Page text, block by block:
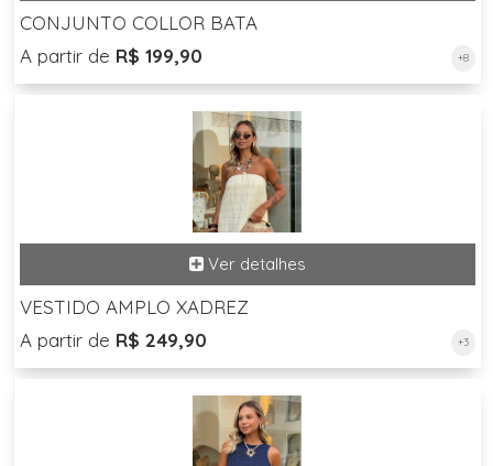
CONJUNTO COLLOR BATA
A partir de R$ 199,90 +8
VESTIDO AMPLO XADREZ
A partir de R$ 249,90 +3